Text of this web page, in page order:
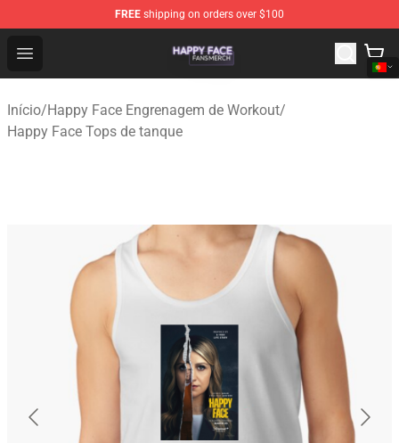
FREE shipping on orders over $100
Open menu
Happy Face Shop - Official Happy Face Merchandise
Início/Happy Face Engrenagem de Workout/
Happy Face Tops de tanque